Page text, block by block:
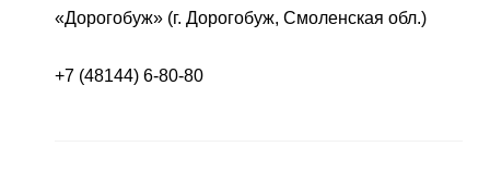
«Дорогобуж» (г. Дорогобуж, Смоленская обл.)
+7 (48144) 6-80-80